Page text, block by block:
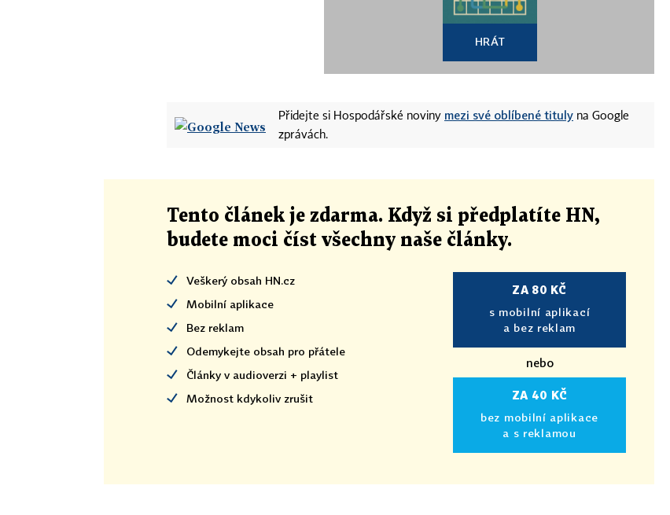
HRÁT
Přidejte si Hospodářské noviny mezi své oblíbené tituly na Google
zprávách.
Tento článek je zdarma. Když si předplatíte HN,
budete moci číst všechny naše články.
Veškerý obsah HN.cz
Mobilní aplikace
Bez reklam
Odemykejte obsah pro přátele
Články v audioverzi + playlist
Možnost kdykoliv zrušit
ZA 80 KČ
s mobilní aplikací
a bez reklam
nebo
ZA 40 KČ
bez mobilní aplikace
a s reklamou